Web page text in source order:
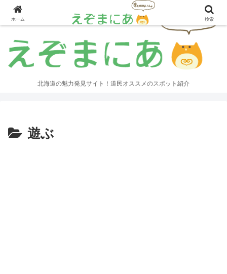
北海道の魅力発見サイト！道民オススメのスポット紹介
遊ぶ
ホーム 検索